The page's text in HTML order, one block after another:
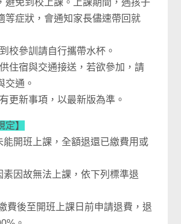
避免到校上課。上課期間，遇孩子
等症狀，會通知家長儘速帶回就
校參訓請自行攜帶水杯。
住宿與交通接送，若欲參加，請
交通。
更新事項，以最新版為準。
定】
能開班上課，全額退還已繳費用或
素因故無法上課，依下列標準退
費後至開班上課日前申請退費，退